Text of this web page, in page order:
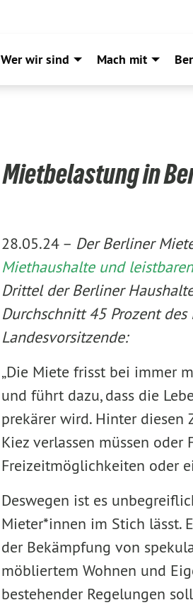
Wer wir sind Mach mit
Mietbelastung in
28.05.24 – Der Berliner
Miethaushalte und
Drittel der Berliner
Durchschnitt 45 Prozent
Landesvorsitzende:
„Die Miete frisst bei immer
und führt dazu, dass die
prekärer wird. Hinter diesen
Kiez verlassen müssen
Freizeitmöglichkeiten oder
Deswegen ist es
Mieter*innen im Stich lässt.
der Bekämpfung von
möbliertem Wohnen und
bestehender Regelungen